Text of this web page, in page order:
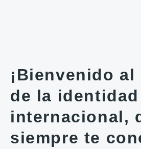
¡Bienvenido al
de la identidad
internacional,
siempre te